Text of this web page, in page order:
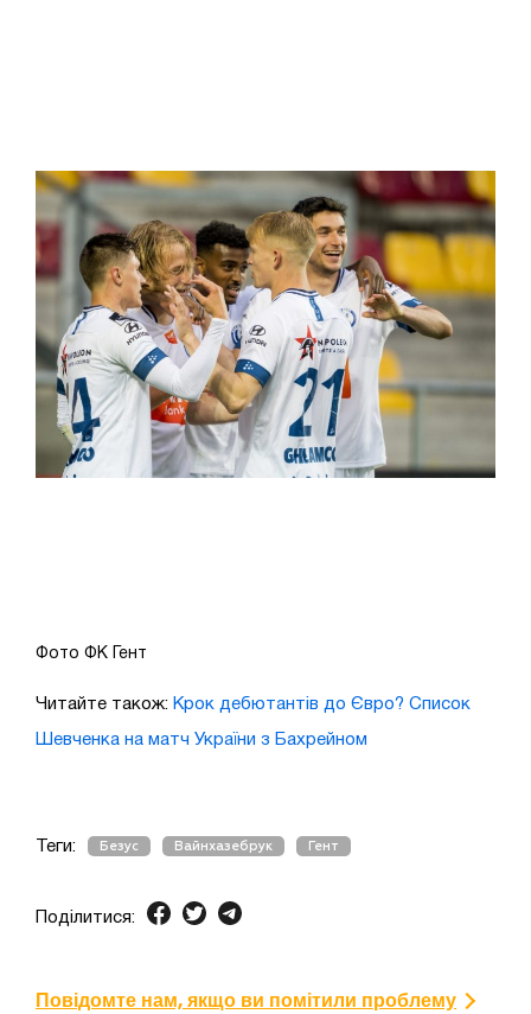
Фото ФК Гент
Читайте також: Крок дебютантів до Євро? Список
Шевченка на матч України з Бахрейном
Теги: Безус Вайнхазебрук Гент
Поділитися:
Повідомте нам, якщо ви помітили проблему